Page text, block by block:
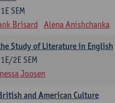
1E SEM
Brisard Alena Anishchanka
Study of Literature in English
1E/2E SEM
Joosen
and American Culture